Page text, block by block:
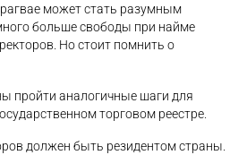
может стать разумным
больше свободы при найме
Но стоит помнить о
пройти аналогичные шаги для
торговом реестре.
должен быть резидентом страны.